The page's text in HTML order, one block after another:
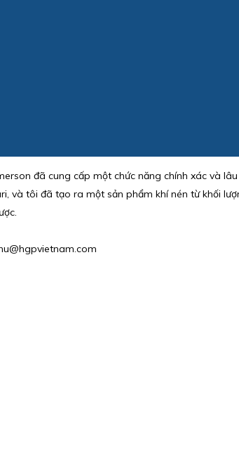
đã cung cấp một chức năng chính xác
và tôi đã tạo ra một sản phẩm khí nén từ khối